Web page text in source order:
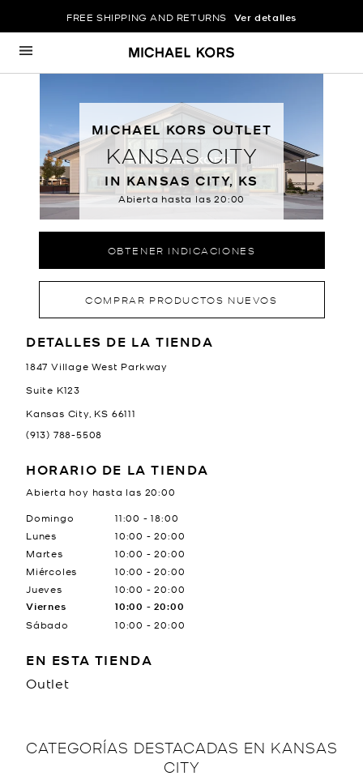
Ir al contenido
FREE SHIPPING AND RETURNS Ver detalles
Volver a navegación
MICHAEL KORS OUTLET
KANSAS CITY
IN KANSAS CITY, KS
Abierta hasta las20:00
OBTENER INDICACIONES
COMPRAR PRODUCTOS NUEVOS
LOCATION INFORMATION
DETALLES DE LA TIENDA
1847 Village West Parkway
Suite K123
Kansas City KS 66111
(913) 788-5508
HORARIO DE LA TIENDA
Abierta hoy hasta las 20:00
Día de la semanaHorario
Lunes
10:00 -20:00
Martes
10:00 -20:00
Miércoles
10:00 -20:00
Jueves
10:00 -20:00
Viernes 10:00 -20:00
Sábado 10:00 -20:00
Domingo 11:00 -18:00
EN ESTA TIENDA
Outlet
CATEGORÍAS DESTACADAS EN KANSAS
CITY